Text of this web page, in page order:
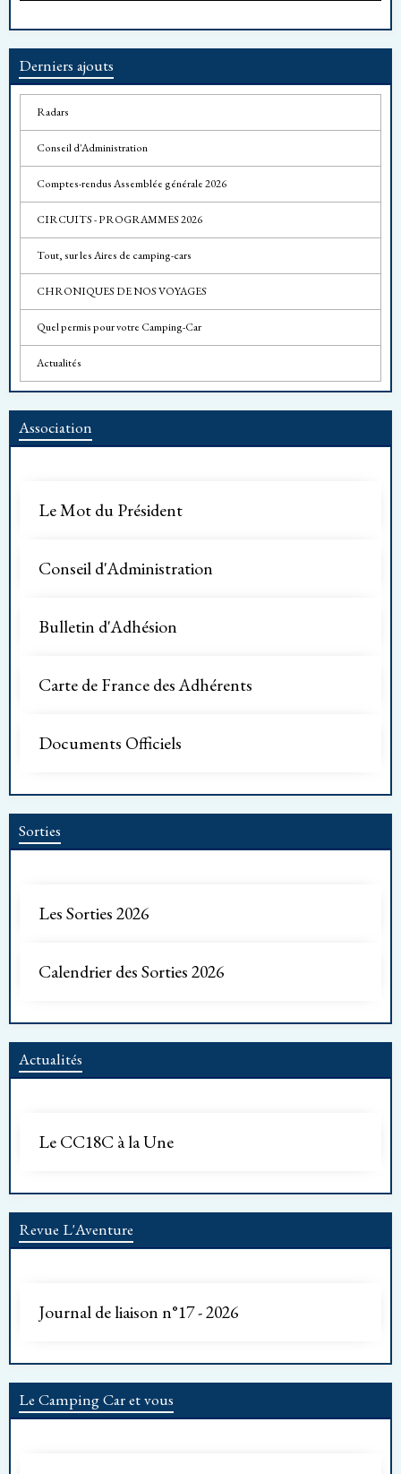
Derniers ajouts
Radars
Conseil d'Administration
Comptes-rendus Assemblée générale 2026
CIRCUITS - PROGRAMMES 2026
Tout, sur les Aires de camping-cars
CHRONIQUES DE NOS VOYAGES
Quel permis pour votre Camping-Car
Actualités
Association
Le Mot du Président
Conseil d'Administration
Bulletin d'Adhésion
Carte de France des Adhérents
Documents Officiels
Sorties
Les Sorties 2026
Calendrier des Sorties 2026
Actualités
Le CC18C à la Une
Revue L'Aventure
Journal de liaison n°17 - 2026
Le Camping Car et vous